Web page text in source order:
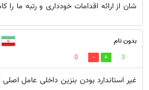
شان از ارائه اقدامات خودداری و رتبه ما را
بدون نام
3
0